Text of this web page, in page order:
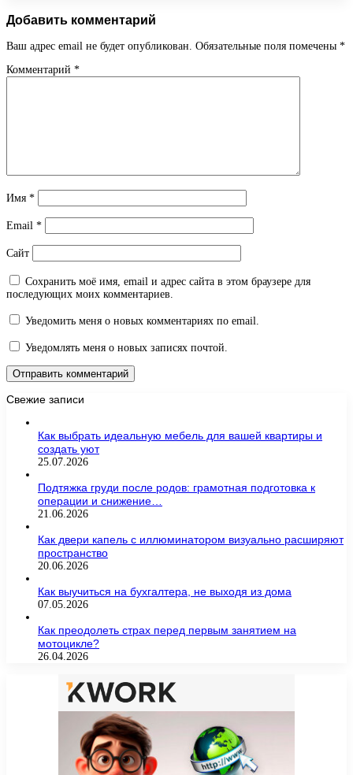
Добавить комментарий
Ваш адрес email не будет опубликован. Обязательные поля помечены *
Комментарий *
Имя *
Email *
Сайт
Сохранить моё имя, email и адрес сайта в этом браузере для
последующих моих комментариев.
Уведомить меня о новых комментариях по email.
Уведомлять меня о новых записях почтой.
Свежие записи
Как выбрать идеальную мебель для вашей квартиры и
создать уют
25.07.2026
Подтяжка груди после родов: грамотная подготовка к
операции и снижение…
21.06.2026
Как двери капель с иллюминатором визуально расширяют
пространство
20.06.2026
Как выучиться на бухгалтера, не выходя из дома
07.05.2026
Как преодолеть страх перед первым занятием на
мотоцикле?
26.04.2026